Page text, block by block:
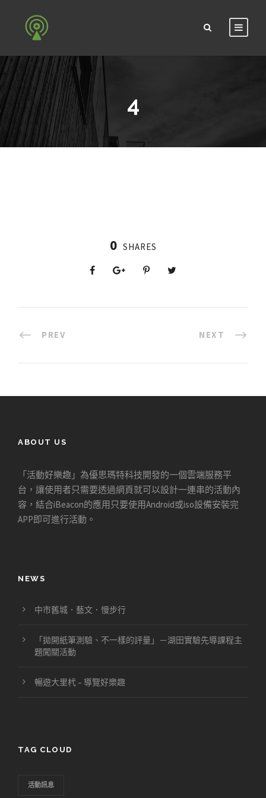
4
0 SHARES
PREV NEXT
ABOUT US
「活動好樂趣」為優思瑪特科技開發的一個雲端服務平
台，讓使用者只需要透過網頁就可以設計一連串的活動內
容，結合iBeacon的應用只要使用Android或iso設備安裝完
APP即可進行活動。
NEWS
中市舊城．藝文．慢步行
「拋開紙筆測驗、不一樣的評量」－湖田實驗先導課程主
題闖關活動
暢遊大里杙 – 導覽好樂趣
TAG CLOUD
活動訊息